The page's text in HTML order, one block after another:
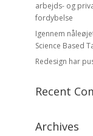
arbejds- og
fordybelse
Igennem
Science Based
Redesign har
Recent
Archives